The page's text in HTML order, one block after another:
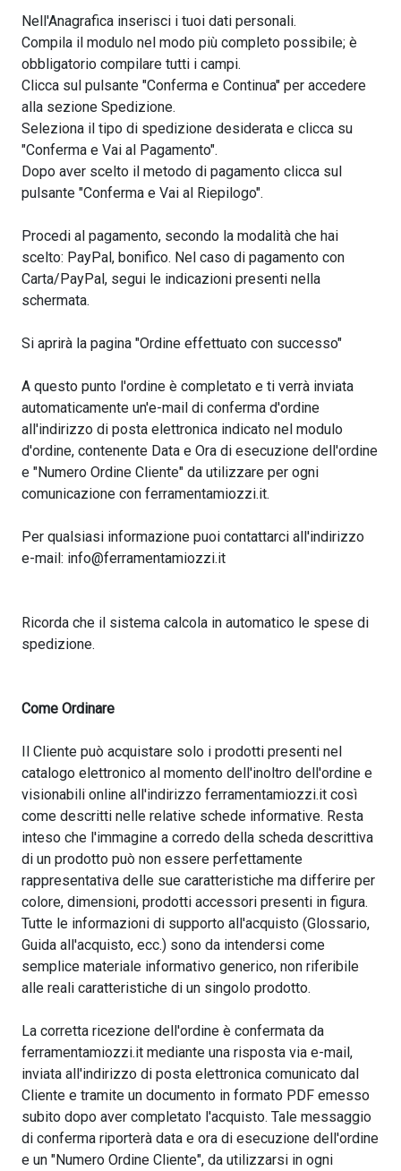
Nell'Anagrafica inserisci i tuoi dati personali.
Compila il modulo nel modo più completo possibile; è
obbligatorio compilare tutti i campi.
Clicca sul pulsante "Conferma e Continua" per accedere
alla sezione Spedizione.
Seleziona il tipo di spedizione desiderata e clicca su
"Conferma e Vai al Pagamento".
Dopo aver scelto il metodo di pagamento clicca sul
pulsante "Conferma e Vai al Riepilogo".
Procedi al pagamento, secondo la modalità che hai
scelto: PayPal, bonifico. Nel caso di pagamento con
Carta/PayPal, segui le indicazioni presenti nella
schermata.
Si aprirà la pagina "Ordine effettuato con successo"
A questo punto l'ordine è completato e ti verrà inviata
automaticamente un'e-mail di conferma d'ordine
all'indirizzo di posta elettronica indicato nel modulo
d'ordine, contenente Data e Ora di esecuzione dell'ordine
e "Numero Ordine Cliente" da utilizzare per ogni
comunicazione con ferramentamiozzi.it.
Per qualsiasi informazione puoi contattarci all'indirizzo
e-mail: info@ferramentamiozzi.it
Ricorda che il sistema calcola in automatico le spese di
spedizione.
Come Ordinare
Il Cliente può acquistare solo i prodotti presenti nel
catalogo elettronico al momento dell'inoltro dell'ordine e
visionabili online all'indirizzo ferramentamiozzi.it così
come descritti nelle relative schede informative. Resta
inteso che l'immagine a corredo della scheda descrittiva
di un prodotto può non essere perfettamente
rappresentativa delle sue caratteristiche ma differire per
colore, dimensioni, prodotti accessori presenti in figura.
Tutte le informazioni di supporto all'acquisto (Glossario,
Guida all'acquisto, ecc.) sono da intendersi come
semplice materiale informativo generico, non riferibile
alle reali caratteristiche di un singolo prodotto.
La corretta ricezione dell'ordine è confermata da
ferramentamiozzi.it mediante una risposta via e-mail,
inviata all'indirizzo di posta elettronica comunicato dal
Cliente e tramite un documento in formato PDF emesso
subito dopo aver completato l'acquisto. Tale messaggio
di conferma riporterà data e ora di esecuzione dell'ordine
e un "Numero Ordine Cliente", da utilizzarsi in ogni